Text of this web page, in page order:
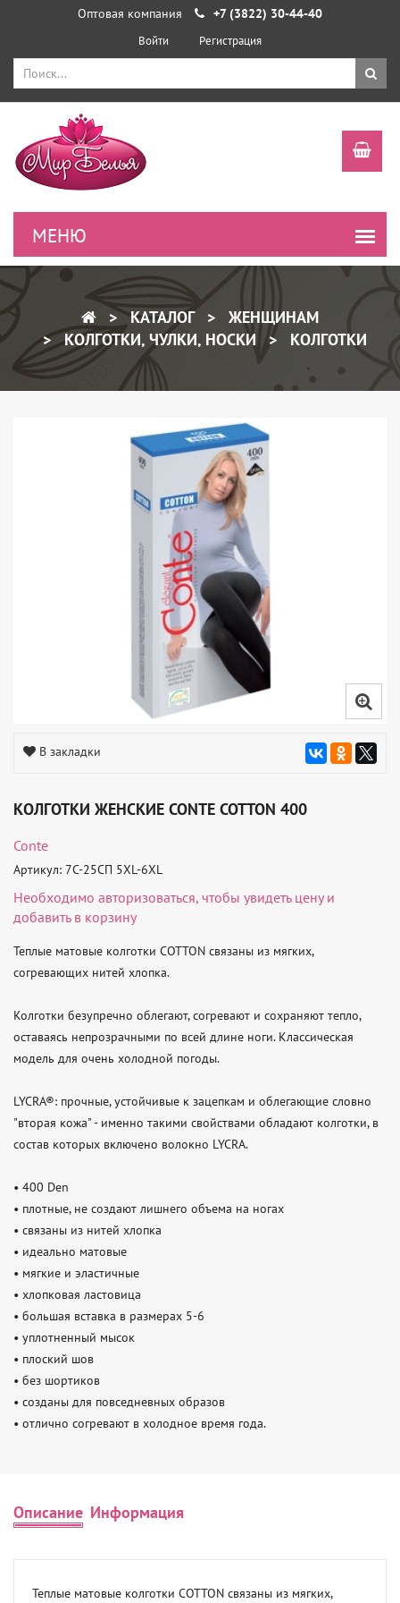
Оптовая компания +7 (3822) 30-44-40
Войти Регистрация
КАТАЛОГ
ЖЕНЩИНАМ
КОЛГОТКИ, ЧУЛКИ, НОСКИ
КОЛГОТКИ
В закладки
КОЛГОТКИ ЖЕНСКИЕ CONTE COTTON 400
Conte
Артикул: 7С-25СП 5XL-6XL
Необходимо авторизоваться, чтобы увидеть цену и
добавить в корзину
Теплые матовые колготки COTTON связаны из мягких,
согревающих нитей хлопка.
Колготки безупречно облегают, согревают и сохраняют тепло,
оставаясь непрозрачными по всей длине ноги. Классическая
модель для очень холодной погоды.
LYCRA®: прочные, устойчивые к зацепкам и облегающие словно
"вторая кожа" - именно такими свойствами обладают колготки, в
состав которых включено волокно LYCRA.
• 400 Den
• плотные, не создают лишнего объема на ногах
• связаны из нитей хлопка
• идеально матовые
• мягкие и эластичные
• хлопковая ластовица
• большая вставка в размерах 5-6
• уплотненный мысок
• плоский шов
• без шортиков
• созданы для повседневных образов
• отлично согревают в холодное время года.
Описание Информация
Теплые матовые колготки COTTON связаны из мягких,